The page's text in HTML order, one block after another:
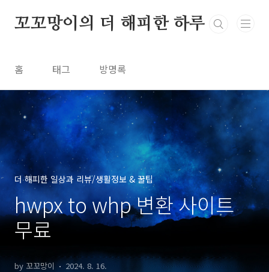
꼬꼬망이의 더 해피한 하루
홈 태그 방명록
더 해피한 일상과 리뷰/생활정보 & 꿀팁
hwpx to whp 변환 사이트
무료
by 꼬꼬망이 2024. 8. 16.